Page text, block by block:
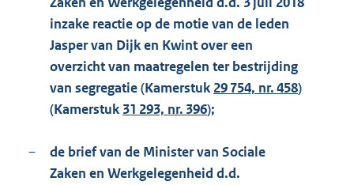
inzake reactie op de motie van de leden
Jasper van Dijk en Kwint over een
overzicht van maatregelen ter bestrijding
van segregatie (Kamerstuk 29 754, nr. 458)
(Kamerstuk 31 293, nr. 396);
–
de brief van de Minister van Sociale
Zaken en Werkgelegenheid d.d.